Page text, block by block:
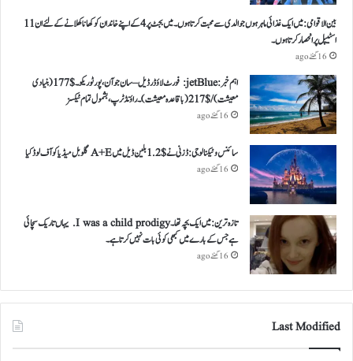
بین الاقوامی: میں ایک غذائی ماہر ہوں جو الدی سے محبت کرتا ہوں ۔ میں بجٹ پر 4 کے اپنے خاندان کو کھانا کھلانے کے لئے ان 11
اسٹیپل پر انحصار کرتا ہوں ۔
16 گھنٹے ago
اہم خبر: jetBlue: فورٹ لاؤڈرڈیل – سان جوآن، پورٹو ریکو ۔ $ 177 (بنیادی
معیشت) / $ 217 (باقاعدہ معیشت )۔ راؤنڈ ٹرپ، بشمول تمام ٹیکسز
16 گھنٹے ago
سائنس و ٹیکنالوجی: ڈزنی نے $ 1.2 بلین ڈیل میں A+E گلوبل میڈیا کو آف لوڈ کیا
16 گھنٹے ago
تازہ ترین: میں ایک بچہ تھا ۔ I was a child prodigy. یہاں تاریک سچائی
ہے جس کے بارے میں کبھی کوئی بات نہیں کرتا ہے ۔
16 گھنٹے ago
Last Modified